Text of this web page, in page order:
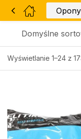
Wyświetlanie 1–24 z
Domyślne